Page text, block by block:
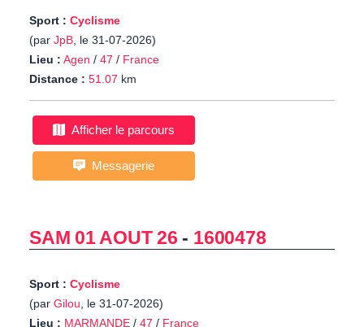
Sport : Cyclisme
(par JpB, le 31-07-2026)
Lieu : Agen / 47 / France
Distance : 51.07 km
Afficher le parcours
Messagerie
SAM 01 AOUT 26 - 1600478
Sport : Cyclisme
(par Gilou, le 31-07-2026)
Lieu : MARMANDE / 47 / France